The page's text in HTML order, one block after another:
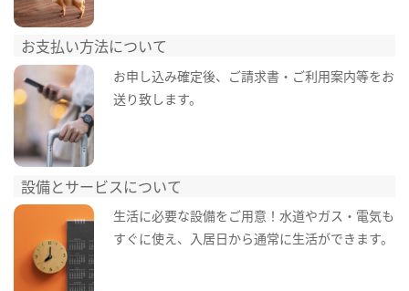
お支払い方法について
お申し込み確定後、ご請求書・ご利用案内等をお
送り致します。
設備とサービスについて
生活に必要な設備をご用意！水道やガス・電気も
すぐに使え、入居日から通常に生活ができます。